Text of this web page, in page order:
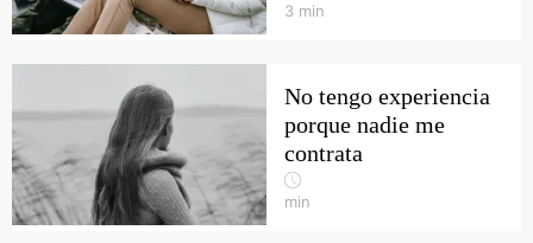
3 min
No tengo experiencia
porque nadie me
contrata
min